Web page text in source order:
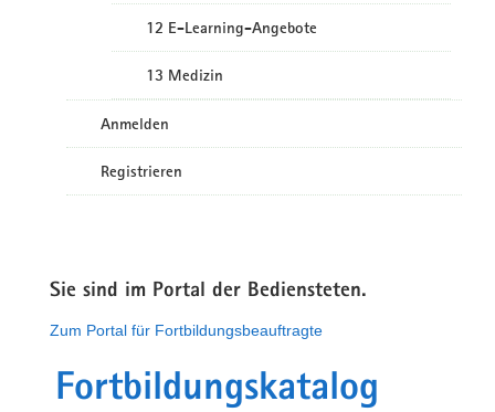
12 E-Learning-Angebote
13 Medizin
Anmelden
Registrieren
Sie sind im Portal der Bediensteten.
Zum Portal für Fortbildungsbeauftragte
Fortbildungskatalog